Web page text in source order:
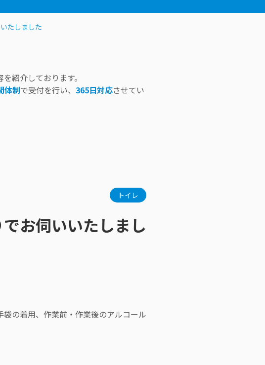
たしました
紹介しております。
体制で受付を行い、 365日対応させてい
トイレ
お伺いいたしまし
の着用、作業前・作業後のアルコール